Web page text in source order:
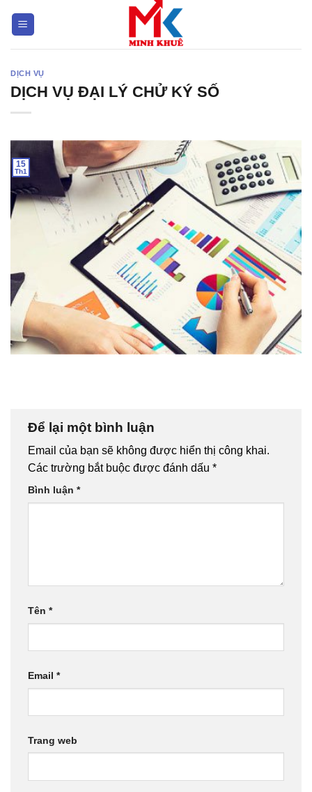
DỊCH VỤ
DỊCH VỤ ĐẠI LÝ CHỬ KÝ SỐ
15
Th1
Để lại một bình luận
Email của bạn sẽ không được hiển thị công khai.
Các trường bắt buộc được đánh dấu *
Bình luận *
Tên *
Email *
Trang web